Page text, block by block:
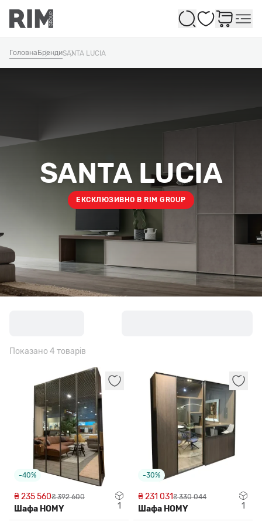
Обране
SANTA LUCIA
ЕКСКЛЮЗИВНО В RIM GROUP
Головна БрендиSANTA LUCIA
Показано 4 товарів
-40%
₴ 235 560₴ 392 600
Шафа HOMY 1
-30%
₴ 231 031₴ 330 044
Шафа HOMY 1